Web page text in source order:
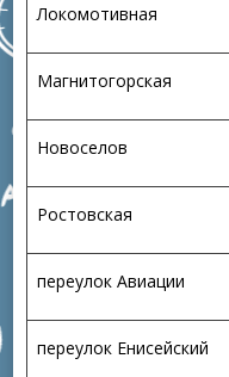
Локомотивная
Магнитогорская
Новоселов
Ростовская
переулок Авиации
переулок Енисейский